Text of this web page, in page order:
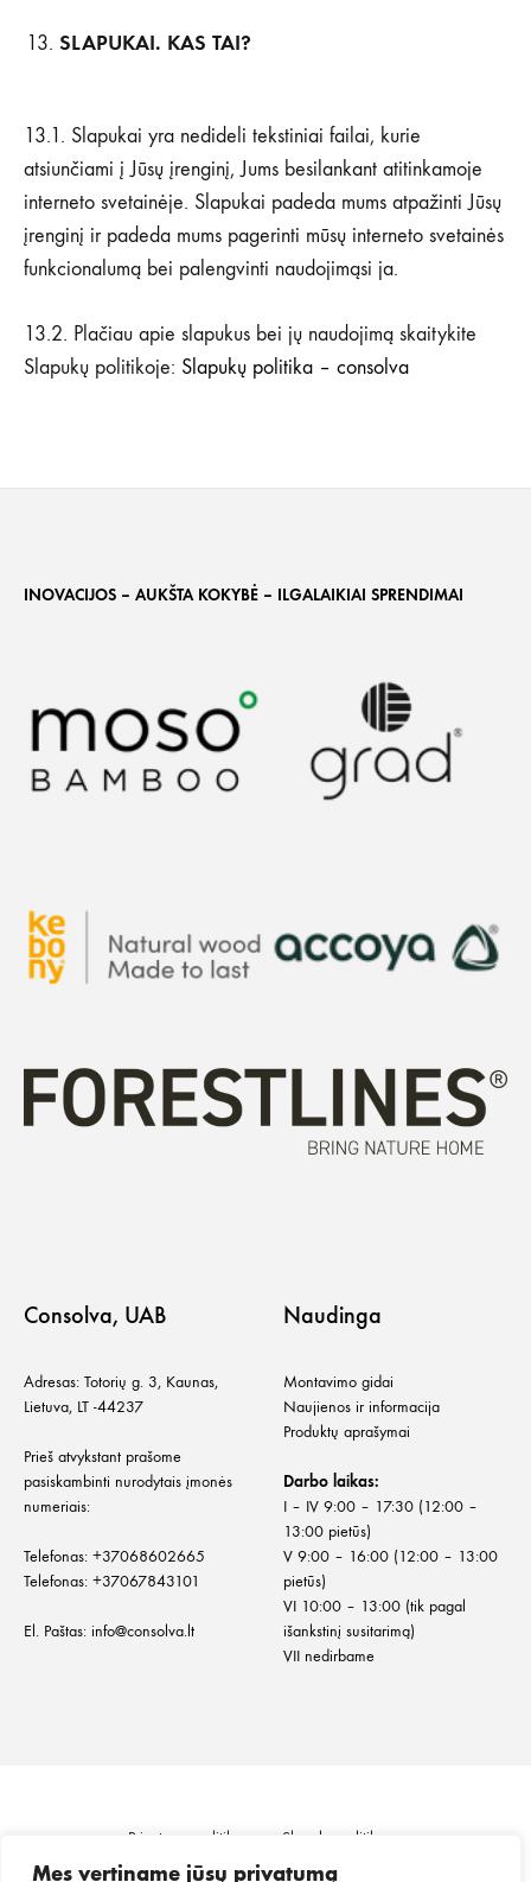
Mes vertiname jūsų privatumą
SLAPUKAI. KAS TAI?
13.1. Slapukai yra nedideli tekstiniai failai, kurie
atsiunčiami į Jūsų įrenginį, Jums besilankant atitinkamoje
interneto svetainėje. Slapukai padeda mums atpažinti Jūsų
įrenginį ir padeda mums pagerinti mūsų interneto svetainės
funkcionalumą bei palengvinti naudojimąsi ja.
13.2. Plačiau apie slapukus bei jų naudojimą skaitykite
Slapukų politikoje: Slapukų politika – consolva
INOVACIJOS – AUKŠTA KOKYBĖ – ILGALAIKIAI SPRENDIMAI
Consolva, UAB
Adresas: Totorių g. 3, Kaunas,
Lietuva, LT -44237
Prieš atvykstant prašome
pasiskambinti nurodytais įmonės
numeriais:
Telefonas: +37068602665
Telefonas: +37067843101
El. Paštas: info@consolva.lt
Naudinga
Montavimo gidai
Naujienos ir informacija
Produktų aprašymai
Darbo laikas:
I – IV 9:00 – 17:30 (12:00 –
13:00 pietūs)
V 9:00 – 16:00 (12:00 – 13:00
pietūs)
VI 10:00 – 13:00 (tik pagal
išankstinį susitarimą)
VII nedirbame
Privatumo politika
Slapukų politika
Informacija klientui